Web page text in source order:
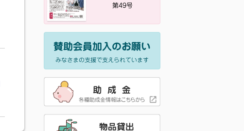
第49号
賛助会員加入のお願い
みなさまの支援で支えられています